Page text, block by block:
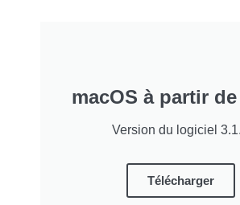
macOS à partir de
Version du logiciel
Télécharger